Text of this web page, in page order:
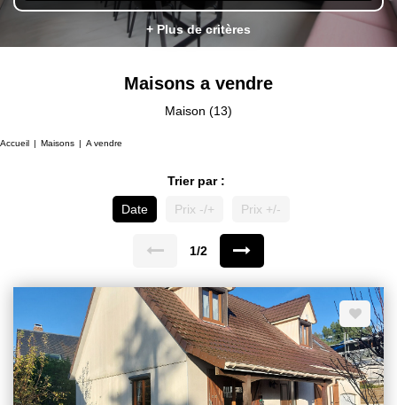
+ Plus de critères
Maisons a vendre
Maison (13)
Accueil Maisons A vendre
Trier par :
Date
Prix -/+ Prix +/-
1/2